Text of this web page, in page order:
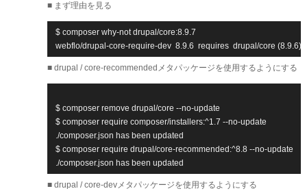
■ まず理由を見る
$ composer why-not drupal/core:8.9.7
webflo/drupal-core-require-dev  8.9.6  requires  drupal/core (8.9.6)
■ drupal / core-recommendedメタパッケージを使用するようにする
$ composer remove drupal/core --no-update
$ composer require composer/installers:^1.7 --no-update
./composer.json has been updated
$ composer require drupal/core-recommended:^8.8 --no-update
./composer.json has been updated
■ drupal / core-devメタパッケージを使用するようにする